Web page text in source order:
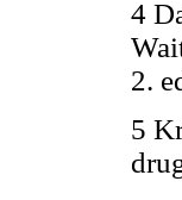
4
2.
5